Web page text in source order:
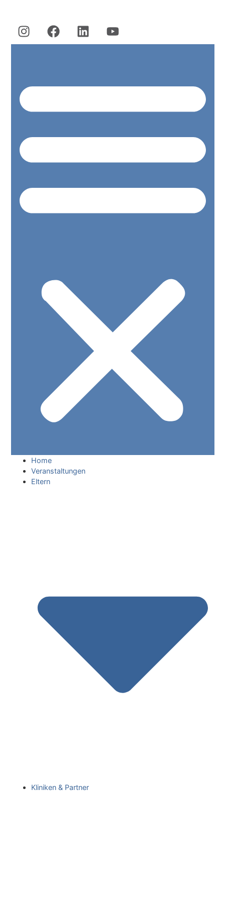
Home
Veranstaltungen
Eltern
Kliniken & Partner